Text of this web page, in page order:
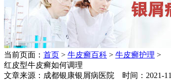
当前页面： 首页 > 牛皮癣百科 > 牛皮癣护理 >
红皮型牛皮癣如何调理
文章来源：成都银康银屑病医院 时间：2021-